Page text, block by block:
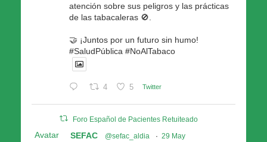
atención sobre sus peligros y las prácticas
de las tabacaleras 🚫.
🤝 ¡Juntos por un futuro sin humo!
#SaludPública #NoAlTabaco
4 5 Twitter
Foro Español de Pacientes Retuiteado
Avatar SEFAC @sefac_aldia · 29 May